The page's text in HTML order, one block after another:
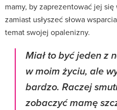
mamy, by zaprezentować jej
zamiast usłyszeć słowa
temat swojej opalenizny.
Miał to być jeden z
w moim życiu, ale
bardzo. Raczej
zobaczyć mamę